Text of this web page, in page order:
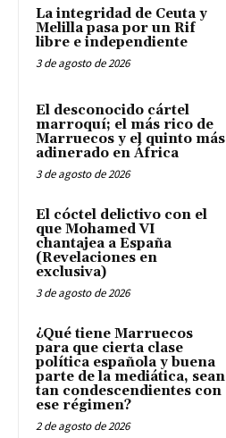
La integridad de Ceuta y
Melilla pasa por un Rif
libre e independiente
3 de agosto de 2026
El desconocido cártel
marroquí; el más rico de
Marruecos y el quinto más
adinerado en África
3 de agosto de 2026
El cóctel delictivo con el
que Mohamed VI
chantajea a España
(Revelaciones en
exclusiva)
3 de agosto de 2026
¿Qué tiene Marruecos
para que cierta clase
política española y buena
parte de la mediática, sean
tan condescendientes con
ese régimen?
2 de agosto de 2026